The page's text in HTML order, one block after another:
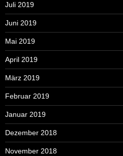
Juli 2019
Juni 2019
Mai 2019
April 2019
März 2019
Februar 2019
Januar 2019
Dezember 2018
November 2018